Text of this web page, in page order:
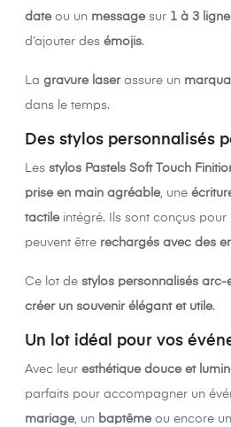
dateou un messagesur 1 à 3
d’ajouter des émojis.
La gravure laserassure un
dans le temps.
Des stylos personnalisés
Les stylos Pastels Soft Touch
prise en main agréable, une
tactileintégré. Ils sont conçus pour
peuvent être rechargés avec des
Ce lot de stylos personnalisés arc-
créer un souvenir élégant et utile.
Un lot idéal pour vos
Avec leur esthétique douce et
parfaits pour accompagner un
mariage, un baptêmeou encore un